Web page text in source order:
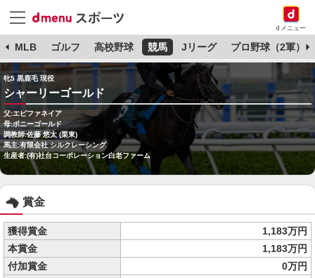
dメニュー
MLB ゴルフ 高校野球 競馬 Jリーグ プロ野球（2軍）
牝5 黒鹿毛 現役
シャーリーゴールド
父:エピファネイア
母:ボニーゴールド
調教師:佐藤 悠太 (栗東)
馬主:有限会社 シルクレーシング
生産者:(有)社台コーポレーション白老ファーム
賞金
獲得賞金
1,183万円
本賞金
1,183万円
付加賞金
0万円